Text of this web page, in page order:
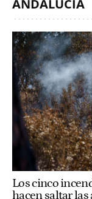
ANDALUCÍA
Los cinco
hacen saltar las